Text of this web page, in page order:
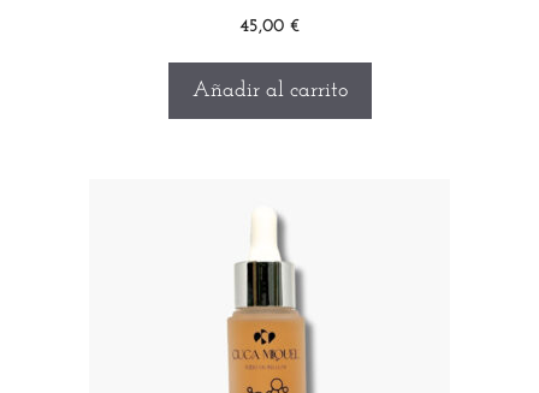
45,00 €
Añadir al carrito